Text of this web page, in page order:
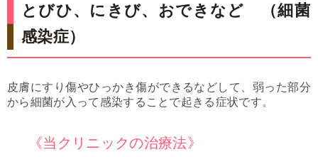
とびひ、にきび、おできなど （細菌
感染症）
皮膚にすり傷やひっかき傷ができるなどして、弱った部分
から細菌が入って感染することで起きる症状です。
《当クリニックの治療法》